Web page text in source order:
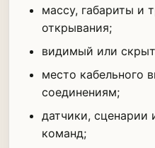
массу, габариты и
открывания;
видимый или
место кабельного
соединениям;
датчики, сценарии
команд;